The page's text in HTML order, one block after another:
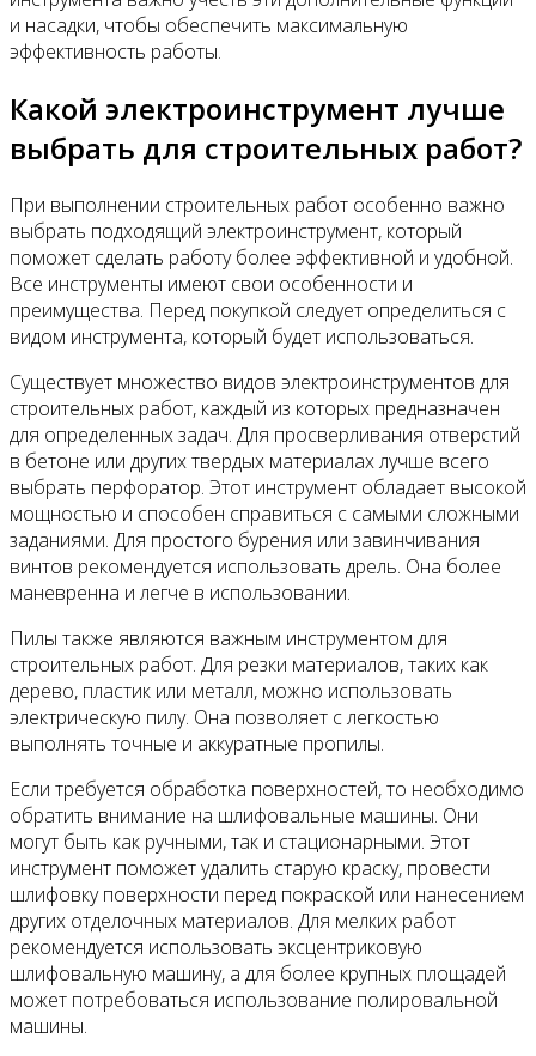
и насадки, чтобы обеспечить максимальную
эффективность работы.
Какой электроинструмент лучше
выбрать для строительных работ?
При выполнении строительных работ особенно важно
выбрать подходящий электроинструмент, который
поможет сделать работу более эффективной и удобной.
Все инструменты имеют свои особенности и
преимущества. Перед покупкой следует определиться с
видом инструмента, который будет использоваться.
Существует множество видов электроинструментов для
строительных работ, каждый из которых предназначен
для определенных задач. Для просверливания отверстий
в бетоне или других твердых материалах лучше всего
выбрать перфоратор. Этот инструмент обладает высокой
мощностью и способен справиться с самыми сложными
заданиями. Для простого бурения или завинчивания
винтов рекомендуется использовать дрель. Она более
маневренна и легче в использовании.
Пилы также являются важным инструментом для
строительных работ. Для резки материалов, таких как
дерево, пластик или металл, можно использовать
электрическую пилу. Она позволяет с легкостью
выполнять точные и аккуратные пропилы.
Если требуется обработка поверхностей, то необходимо
обратить внимание на шлифовальные машины. Они
могут быть как ручными, так и стационарными. Этот
инструмент поможет удалить старую краску, провести
шлифовку поверхности перед покраской или нанесением
других отделочных материалов. Для мелких работ
рекомендуется использовать эксцентриковую
шлифовальную машину, а для более крупных площадей
может потребоваться использование полировальной
машины.